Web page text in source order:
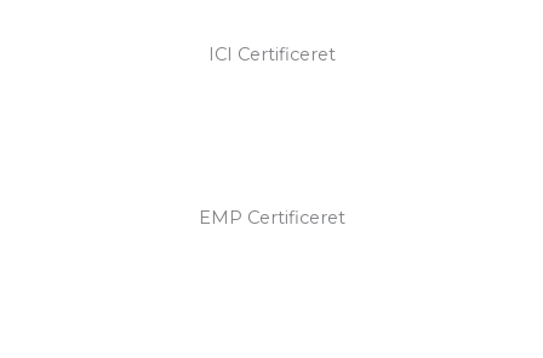
ICI Certificeret
EMP Certificeret